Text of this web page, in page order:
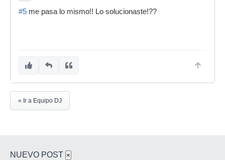
#5 me pasa lo mismo!! Lo solucionaste!??
« Ir a Equipo DJ
NUEVO POST ×